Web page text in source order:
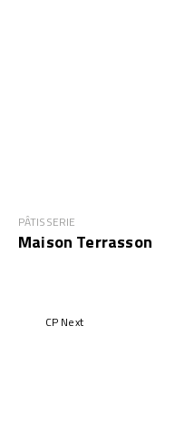
PÂTISSERIE
Maison Terrasson
CP Next